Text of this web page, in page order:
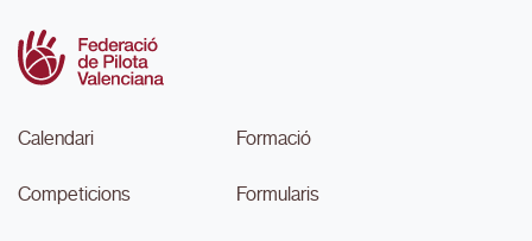
Calendari
Competicions
Formació
Formularis